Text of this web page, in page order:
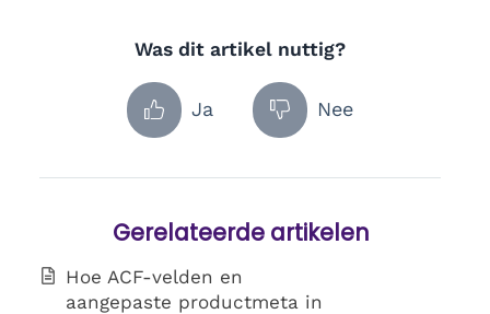
Was dit artikel nuttig?
Ja Nee
Gerelateerde artikelen
Hoe ACF-velden en
aangepaste productmeta in